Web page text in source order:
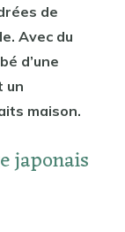
de
Avec du
d’une
un
maison.
japonais